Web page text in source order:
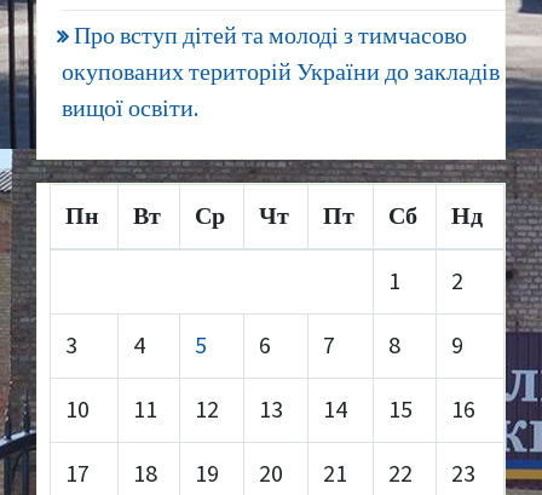
Про вступ дітей та молоді з тимчасово
окупованих територій України до закладів
вищої освіти.
Пн Вт Ср Чт Пт Сб Нд
1 2
3 4 5 6 7 8 9
10 11 12 13 14 15 16
17 18 19 20 21 22 23